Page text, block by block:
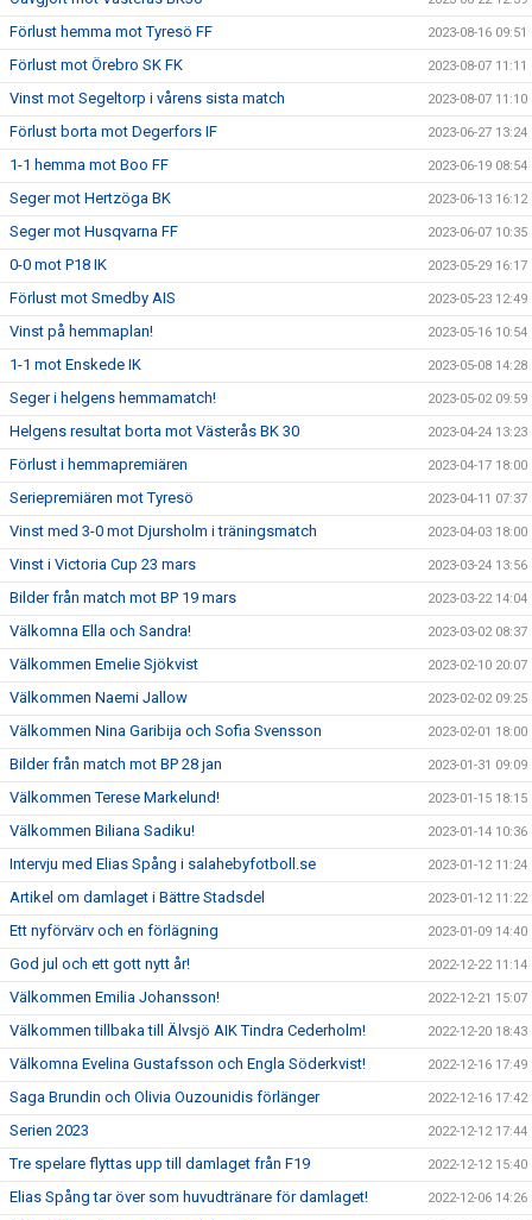
Förlust hemma mot Tyresö FF 2023-08-16 09:51
Förlust mot Örebro SK FK 2023-08-07 11:11
Vinst mot Segeltorp i vårens sista match 2023-08-07 11:10
Förlust borta mot Degerfors IF 2023-06-27 13:24
1-1 hemma mot Boo FF 2023-06-19 08:54
Seger mot Hertzöga BK 2023-06-13 16:12
Seger mot Husqvarna FF 2023-06-07 10:35
0-0 mot P18 IK 2023-05-29 16:17
Förlust mot Smedby AIS 2023-05-23 12:49
Vinst på hemmaplan! 2023-05-16 10:54
1-1 mot Enskede IK 2023-05-08 14:28
Seger i helgens hemmamatch! 2023-05-02 09:59
Helgens resultat borta mot Västerås BK 30 2023-04-24 13:23
Förlust i hemmapremiären 2023-04-17 18:00
Seriepremiären mot Tyresö 2023-04-11 07:37
Vinst med 3-0 mot Djursholm i träningsmatch 2023-04-03 18:00
Vinst i Victoria Cup 23 mars 2023-03-24 13:56
Bilder från match mot BP 19 mars 2023-03-22 14:04
Välkomna Ella och Sandra! 2023-03-02 08:37
Välkommen Emelie Sjökvist 2023-02-10 20:07
Välkommen Naemi Jallow 2023-02-02 09:25
Välkommen Nina Garibija och Sofia Svensson 2023-02-01 18:00
Bilder från match mot BP 28 jan 2023-01-31 09:09
Välkommen Terese Markelund! 2023-01-15 18:15
Välkommen Biliana Sadiku! 2023-01-14 10:36
Intervju med Elias Spång i salahebyfotboll.se 2023-01-12 11:24
Artikel om damlaget i Bättre Stadsdel 2023-01-12 11:22
Ett nyförvärv och en förlägning 2023-01-09 14:40
God jul och ett gott nytt år! 2022-12-22 11:14
Välkommen Emilia Johansson! 2022-12-21 15:07
Välkommen tillbaka till Älvsjö AIK Tindra Cederholm! 2022-12-20 18:43
Välkomna Evelina Gustafsson och Engla Söderkvist! 2022-12-16 17:49
Saga Brundin och Olivia Ouzounidis förlänger 2022-12-16 17:42
Serien 2023 2022-12-12 17:44
Tre spelare flyttas upp till damlaget från F19 2022-12-12 15:40
Elias Spång tar över som huvudtränare för damlaget! 2022-12-06 14:26